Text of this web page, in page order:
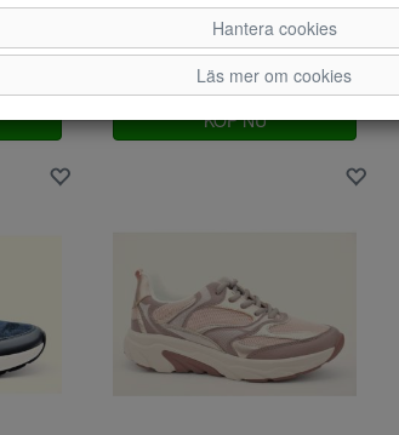
Rollingsoft 86.966.50
KÖP NU
Hantera cookies
Läs mer om cookies